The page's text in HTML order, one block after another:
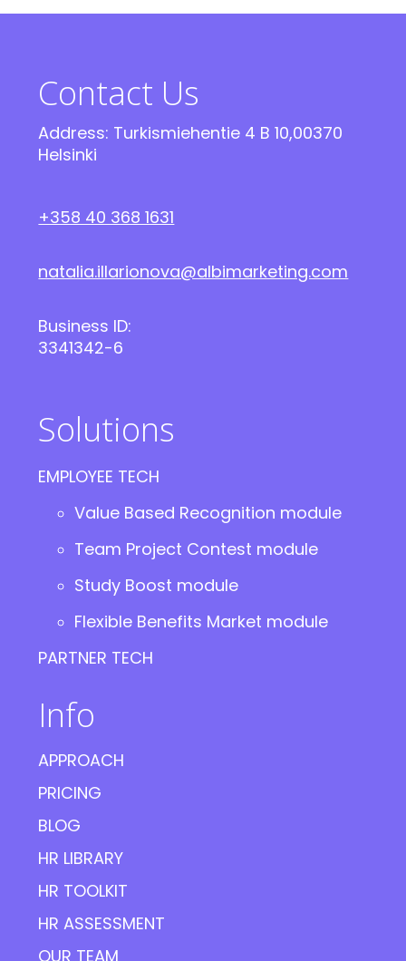
Contact Us
Address: Turkismiehentie 4 B 10,00370
Helsinki
+358 40 368 1631
natalia.illarionova@albimarketing.com
Business ID:
3341342-6
Solutions
EMPLOYEE TECH
Value Based Recognition module
Team Project Contest module
Study Boost module
Flexible Benefits Market module
PARTNER TECH
Info
APPROACH
PRICING
BLOG
HR LIBRARY
HR TOOLKIT
HR ASSESSMENT
OUR TEAM